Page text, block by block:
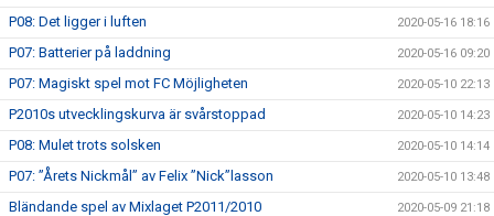
P08: Det ligger i luften 2020-05-16 18:16
P07: Batterier på laddning 2020-05-16 09:20
P07: Magiskt spel mot FC Möjligheten 2020-05-10 22:13
P2010s utvecklingskurva är svårstoppad 2020-05-10 14:23
P08: Mulet trots solsken 2020-05-10 14:14
P07: ”Årets Nickmål” av Felix ”Nick”lasson 2020-05-10 13:48
Bländande spel av Mixlaget P2011/2010 2020-05-09 21:18